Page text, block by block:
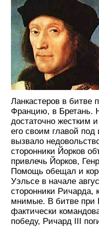
Ланкастеров в битве
Францию, в Бретань.
достаточно жестким
его своим главой
вызвало
сторонники Йорков
привлечь Йорков,
Помощь обещал и
Уэльсе в начале
сторонники Ричарда,
мнимые. В битве при
фактически
победу, Ричард III